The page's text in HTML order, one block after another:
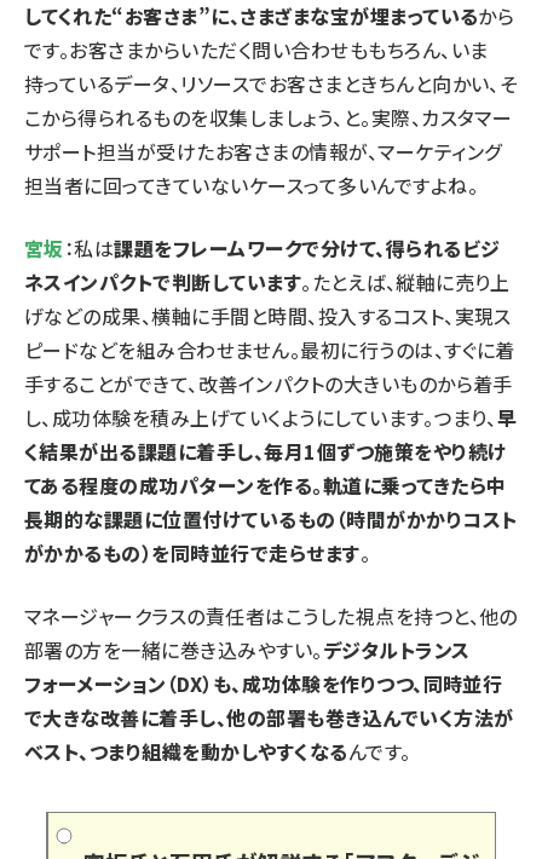
してくれた“お客さま”に、さまざまな宝が埋まっているから
です。お客さまからいただく問い合わせももちろん、いま
持っているデータ、リソースでお客さまときちんと向かい、そ
こから得られるものを収集しましょう、と。実際、カスタマー
サポート担当が受けたお客さまの情報が、マーケティング
担当者に回ってきていないケースって多いんですよね。
宮坂 ：私は課題をフレームワークで分けて、得られるビジ
ネスインパクトで判断しています。たとえば、縦軸に売り上
げなどの成果、横軸に手間と時間、投入するコスト、実現ス
ピードなどを組み合わせません。最初に行うのは、すぐに着
手することができて、改善インパクトの大きいものから着手
し、成功体験を積み上げていくようにしています。つまり、早
く結果が出る課題に着手し、毎月1個ずつ施策をやり続け
てある程度の成功パターンを作る。軌道に乗ってきたら中
長期的な課題に位置付けているもの（時間がかかりコスト
がかかるもの）を同時並行で走らせます。
マネージャークラスの責任者はこうした視点を持つと、他の
部署の方を一緒に巻き込みやすい。デジタルトランス
フォーメーション（DX）も、成功体験を作りつつ、同時並行
で大きな改善に着手し、他の部署も巻き込んでいく方法が
ベスト、つまり組織を動かしやすくなるんです。